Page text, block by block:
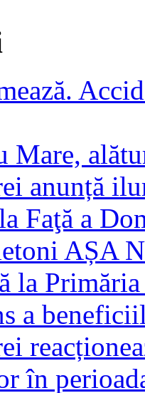
Mare,
anunță
Faţă a
AȘA
la
a
în